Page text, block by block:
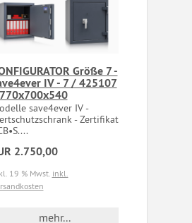
Größe 7 -
IV - 7 / 425107
save4ever IV -
- Zertifikat
2.750,00
19 % Mwst. inkl.
mehr...